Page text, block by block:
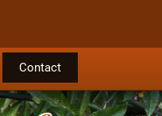
Contact